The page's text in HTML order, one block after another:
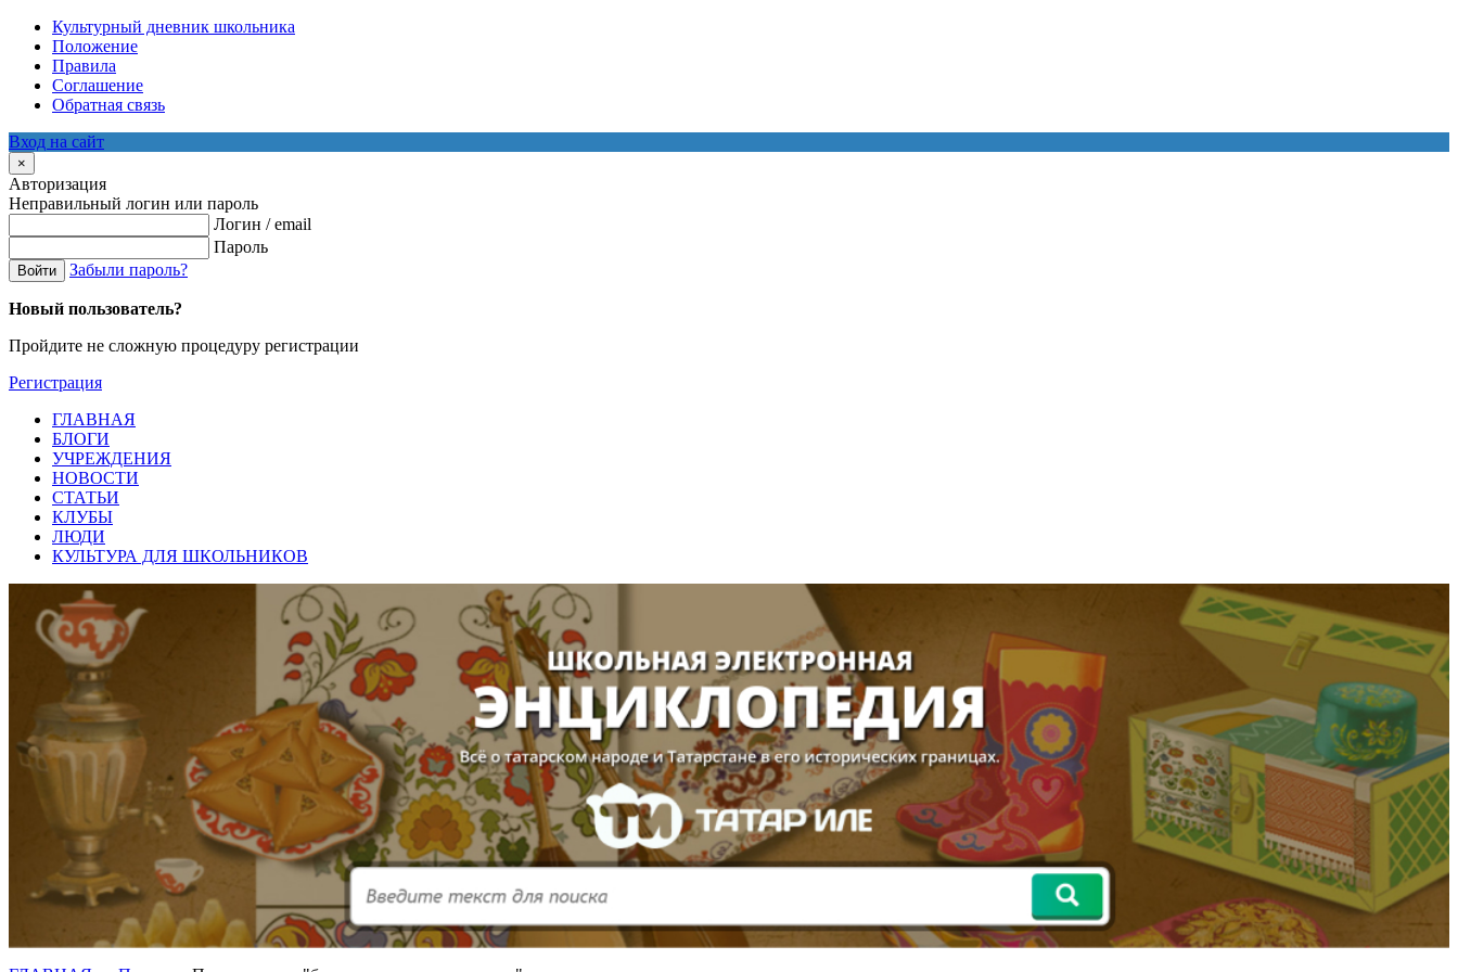
Культурный дневник школьника
Положение
Правила
Соглашение
Обратная связь
Вход на сайт
×
Авторизация
Неправильный логин или пароль
Логин / email
Пароль
Войти Забыли пароль?
Новый пользователь?
Пройдите не сложную процедуру регистрации
Регистрация
ГЛАВНАЯ
БЛОГИ
УЧРЕЖДЕНИЯ
НОВОСТИ
СТАТЬИ
КЛУБЫ
ЛЮДИ
КУЛЬТУРА ДЛЯ ШКОЛЬНИКОВ